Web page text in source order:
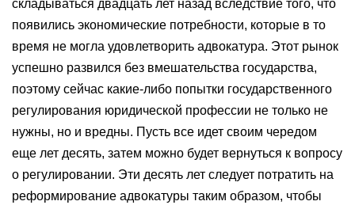
складываться двадцать лет назад вследствие того, что
появились экономические потребности, которые в то
время не могла удовлетворить адвокатура. Этот рынок
успешно развился без вмешательства государства,
поэтому сейчас какие-либо попытки государственного
регулирования юридической профессии не только не
нужны, но и вредны. Пусть все идет своим чередом
еще лет десять, затем можно будет вернуться к вопросу
о регулировании. Эти десять лет следует потратить на
реформирование адвокатуры таким образом, чтобы